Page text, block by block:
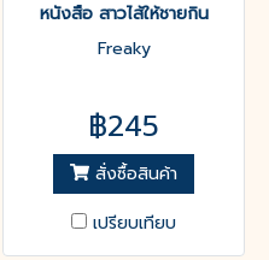
ลับนี้ของเธอ
หนังสือ สาวไส้ให้ชายกิน
Freaky
฿245
สั่งซื้อสินค้า
เปรียบเทียบ